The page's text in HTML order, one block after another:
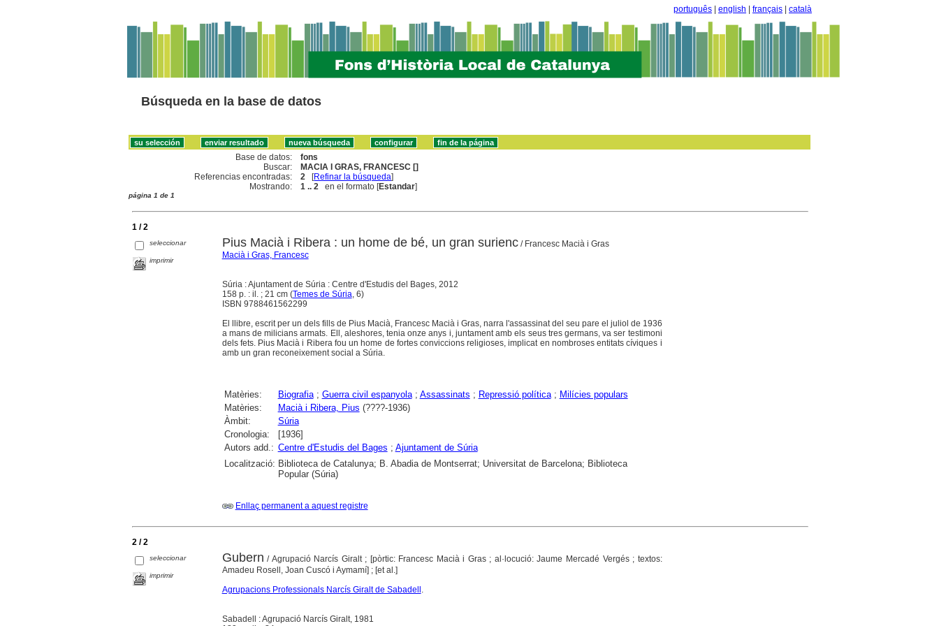
português english français català
Búsqueda en la base de datos
Base de datos:
fons
Buscar:
MACIA I GRAS, FRANCESC []
Referencias encontradas:
2 [Refinar la búsqueda]
Mostrando:
1 .. 2 en el formato [Estandar]
página 1 de 1
1 / 2
seleccionar
imprimir
Pius Macià i Ribera : un home de bé, un gran surienc/ Francesc Macià i Gras
Macià i Gras, Francesc
Súria : Ajuntament de Súria : Centre d'Estudis del Bages, 2012
158 p. : il. ; 21 cm (Temes de Súria, 6)
ISBN 9788461562299
El llibre, escrit per un dels fills de Pius Macià, Francesc Macià i Gras, narra l'assassinat del seu pare el juliol de 1936
a mans de milicians armats. Ell, aleshores, tenia onze anys i, juntament amb els seus tres germans, va ser testimoni
dels fets. Pius Macià i Ribera fou un home de fortes conviccions religioses, implicat en nombroses entitats cíviques i
amb un gran reconeixement social a Súria.
Matèries: Biografia; Guerra civil espanyola; Assassinats ; Repressió política; Milícies populars
Matèries:
Macià i Ribera, Pius (????-1936)
Àmbit:
Súria
Cronologia:
[1936]
Autors add.: Centre d'Estudis del Bages ; Ajuntament de Súria
Localització: Biblioteca de Catalunya; B. Abadia de Montserrat; Universitat de Barcelona; Biblioteca
Popular (Súria)
Enllaç permanent a aquest registre
2 / 2
seleccionar
imprimir
Gubern / Agrupació Narcís Giralt ; [pòrtic: Francesc Macià i Gras ; al·locució: Jaume Mercadé Vergés ; textos:
Amadeu Rosell, Joan Cuscó i Aymamí] ; [et al.]
Agrupacions Professionals Narcís Giralt de Sabadell .
Sabadell : Agrupació Narcís Giralt, 1981